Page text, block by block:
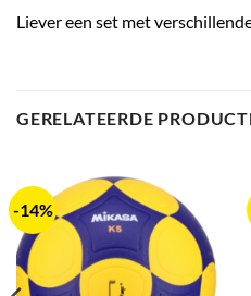
Liever een set met
GERELATEERDE
-14%